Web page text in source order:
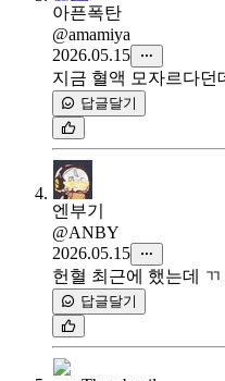
아픈폭탄
@amamiya
2026.05.15
지금 혈액 모자르다던
답글달기
엔부기
@ANBY
2026.05.15
헌혈 최근에 했는데 ㄲ
답글달기